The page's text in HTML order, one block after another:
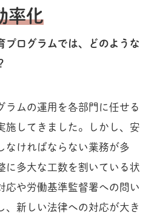
率化
ログラムでは、どのような
ラムの運用を各部門に任せる
施してきました。しかし、安
なければならない業務が多
に多大な工数を割いている状
応や労働基準監督署への問い
、新しい法律への対応が大き